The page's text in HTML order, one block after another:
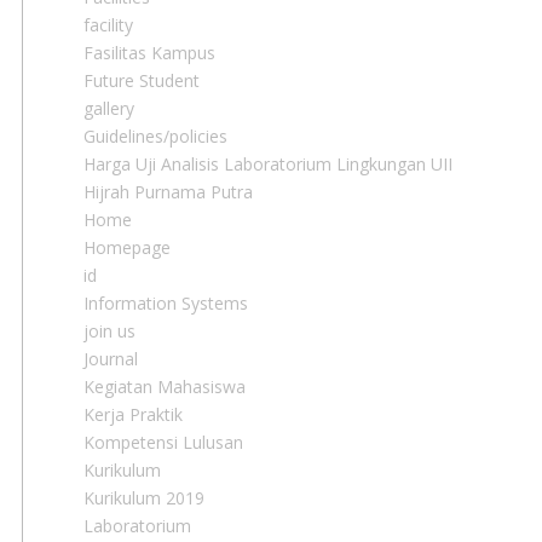
facility
Fasilitas Kampus
Future Student
gallery
Guidelines/policies
Harga Uji Analisis Laboratorium Lingkungan UII
Hijrah Purnama Putra
Home
Homepage
id
Information Systems
join us
Journal
Kegiatan Mahasiswa
Kerja Praktik
Kompetensi Lulusan
Kurikulum
Kurikulum 2019
Laboratorium